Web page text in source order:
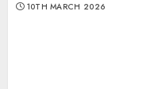
10TH MARCH 2026